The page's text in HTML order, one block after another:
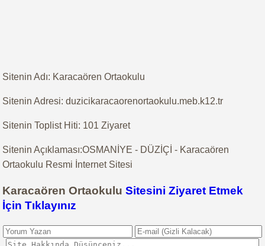
Sitenin Adı: Karacaören Ortaokulu
Sitenin Adresi: duzicikaracaorenortaokulu.meb.k12.tr
Sitenin Toplist Hiti: 101 Ziyaret
Sitenin Açıklaması:OSMANİYE - DÜZİÇİ - Karacaören
Ortaokulu Resmi İnternet Sitesi
Karacaören OrtaokuluSitesini Ziyaret Etmek
İçin Tıklayınız